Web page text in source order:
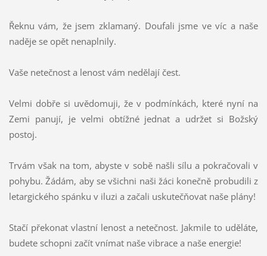
Řeknu vám, že jsem zklamaný. Doufali jsme ve víc a naše
naděje se opět nenaplnily.
Vaše netečnost a lenost vám nedělají čest.
Velmi dobře si uvědomuji, že v podmínkách, které nyní na
Zemi panují, je velmi obtížné jednat a udržet si Božský
postoj.
Trvám však na tom, abyste v sobě našli sílu a pokračovali v
pohybu. Žádám, aby se všichni naši žáci konečně probudili z
letargického spánku v iluzi a začali uskutečňovat naše plány!
Stačí překonat vlastní lenost a netečnost. Jakmile to uděláte,
budete schopni začít vnímat naše vibrace a naše energie!